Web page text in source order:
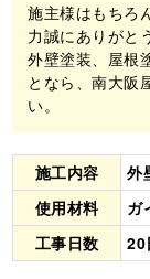
施主様はもちろ
力誠にありがと
外壁塗装、屋根
となら、南大阪
い。
施工内容
外
使用材料
ガ
工事日数
20